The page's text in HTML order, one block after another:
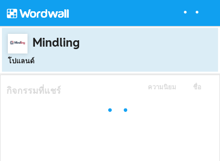
Mindling
โปแลนด์
ความนิยม ชื่อ
กิจกรรมที่แชร์